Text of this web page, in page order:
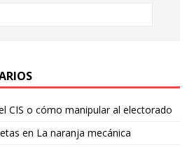
CIS o cómo manipular al electorado
en La naranja mecánica